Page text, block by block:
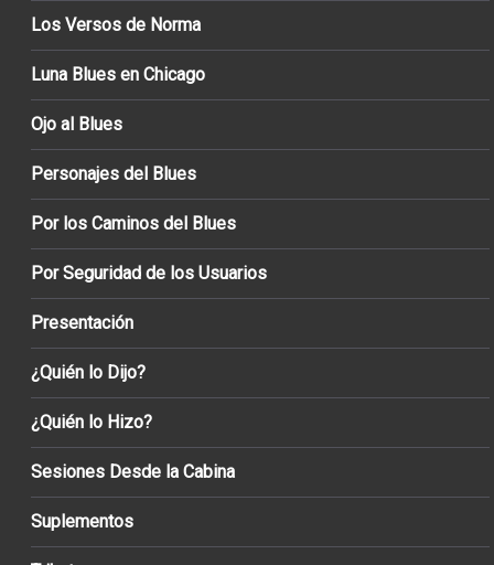
Los Versos de Norma
Luna Blues en Chicago
Ojo al Blues
Personajes del Blues
Por los Caminos del Blues
Por Seguridad de los Usuarios
Presentación
¿Quién lo Dijo?
¿Quién lo Hizo?
Sesiones Desde la Cabina
Suplementos